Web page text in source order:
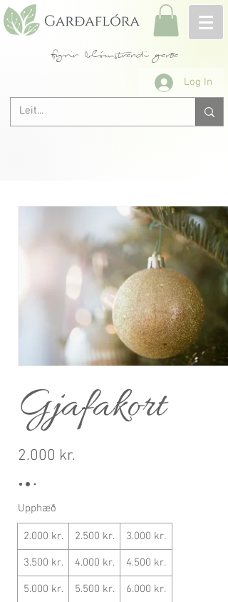
fyrir blómstrandi garða
Log In
Gjafakort
2.000 kr.
Upphæð
2.000 kr. 2.500 kr. 3.000 kr.
3.500 kr. 4.000 kr. 4.500 kr.
5.000 kr. 5.500 kr. 6.000 kr.